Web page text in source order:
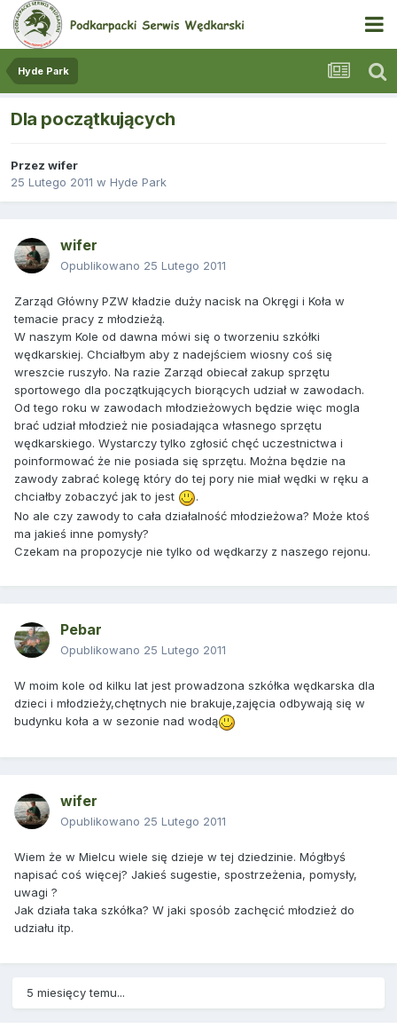
Hyde Park
Dla początkujących
Przez wifer
25 Lutego 2011 w Hyde Park
wifer
Opublikowano 25 Lutego 2011
Zarząd Główny PZW kładzie duży nacisk na Okręgi i Koła w
temacie pracy z młodzieżą.
W naszym Kole od dawna mówi się o tworzeniu szkółki
wędkarskiej. Chciałbym aby z nadejściem wiosny coś się
wreszcie ruszyło. Na razie Zarząd obiecał zakup sprzętu
sportowego dla początkujących biorących udział w zawodach.
Od tego roku w zawodach młodzieżowych będzie więc mogla
brać udział młodzież nie posiadająca własnego sprzętu
wędkarskiego. Wystarczy tylko zgłosić chęć uczestnictwa i
poinformować że nie posiada się sprzętu. Można będzie na
zawody zabrać kolegę który do tej pory nie miał wędki w ręku a
chciałby zobaczyć jak to jest
.
No ale czy zawody to cała działalność młodzieżowa? Może ktoś
ma jakieś inne pomysły?
Czekam na propozycje nie tylko od wędkarzy z naszego rejonu.
Pebar
Opublikowano 25 Lutego 2011
W moim kole od kilku lat jest prowadzona szkółka wędkarska dla
dzieci i młodzieży,chętnych nie brakuje,zajęcia odbywają się w
budynku koła a w sezonie nad wodą
wifer
Opublikowano 25 Lutego 2011
Wiem że w Mielcu wiele się dzieje w tej dziedzinie. Mógłbyś
napisać coś więcej? Jakieś sugestie, spostrzeżenia, pomysły,
uwagi ?
Jak działa taka szkółka? W jaki sposób zachęcić młodzież do
udziału itp.
5 miesięcy temu...